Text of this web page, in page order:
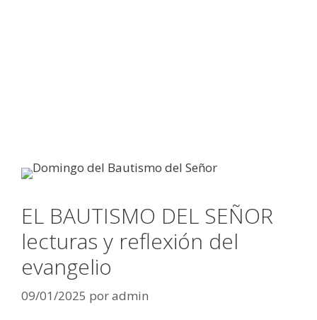
EL BAUTISMO DEL SEÑOR
lecturas y reflexión del
evangelio
09/01/2025 poradmin